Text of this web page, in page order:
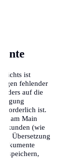
Nichts ist
fehlender
auf die
ist.
am Main
(wie
Übersetzung
speichern,